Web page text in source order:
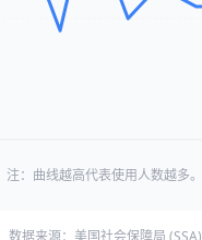
注：曲线越高代表使用人数越多。
数据来源：美国社会保障局 (SSA)